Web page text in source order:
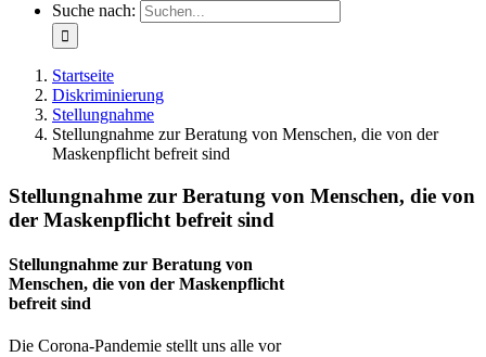
Suche nach:
Startseite
Diskriminierung
Stellungnahme
Stellungnahme zur Beratung von Menschen, die von der
Maskenpflicht befreit sind
Stellungnahme zur Beratung von Menschen, die von
der Maskenpflicht befreit sind
Stellungnahme zur Beratung von
Menschen, die von der Maskenpflicht
befreit sind
Die Corona-Pandemie stellt uns alle vor